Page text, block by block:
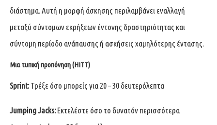
διάστημα. Αυτή η μορφή άσκησης περιλαμβάνει εναλλαγή
μεταξύ σύντομων εκρήξεων έντονης δραστηριότητας και
σύντομη περίοδο ανάπαυσης ή ασκήσεις χαμηλότερης έντασης.
Μια τυπική προπόνηση (HITT)
Sprint:Τρέξε όσο μπορείς για 20 – 30 δευτερόλεπτα
JumpingJacks:Εκτελέστε όσο το δυνατόν περισσότερα